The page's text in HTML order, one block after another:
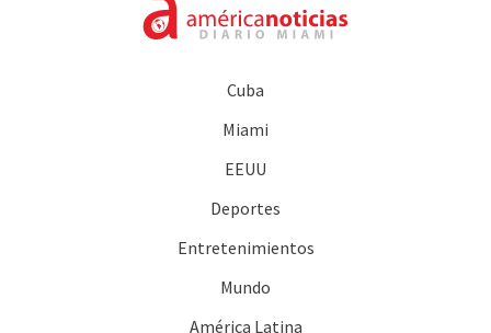
Cuba
Miami
EEUU
Deportes
Entretenimientos
Mundo
América Latina